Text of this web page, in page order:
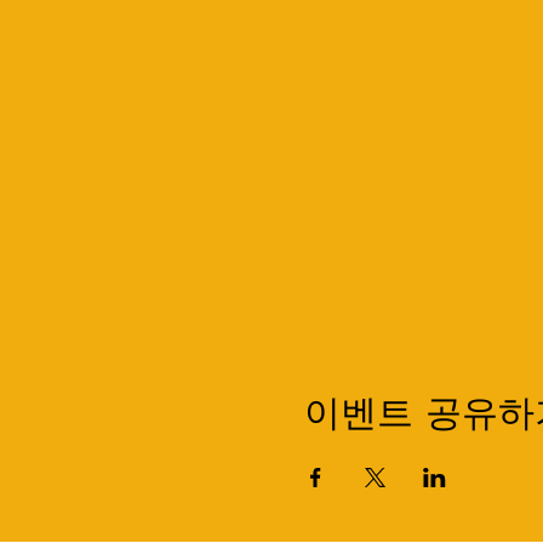
이벤트 공유